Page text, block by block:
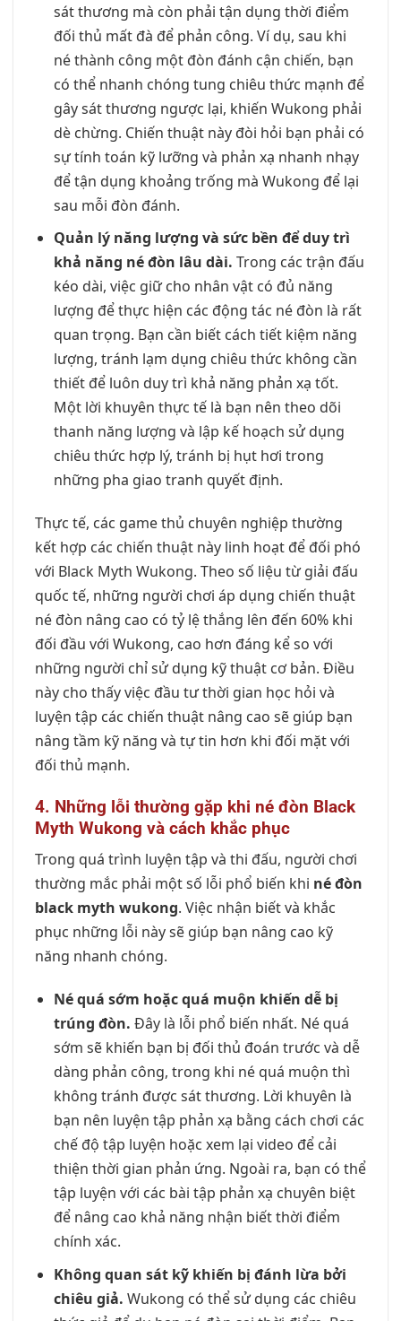
sát thương mà còn phải tận dụng thời điểm
đối thủ mất đà để phản công. Ví dụ, sau khi
né thành công một đòn đánh cận chiến, bạn
có thể nhanh chóng tung chiêu thức mạnh để
gây sát thương ngược lại, khiến Wukong phải
dè chừng. Chiến thuật này đòi hỏi bạn phải có
sự tính toán kỹ lưỡng và phản xạ nhanh nhạy
để tận dụng khoảng trống mà Wukong để lại
sau mỗi đòn đánh.
Quản lý năng lượng và sức bền để duy trì
khả năng né đòn lâu dài. Trong các trận đấu
kéo dài, việc giữ cho nhân vật có đủ năng
lượng để thực hiện các động tác né đòn là rất
quan trọng. Bạn cần biết cách tiết kiệm năng
lượng, tránh lạm dụng chiêu thức không cần
thiết để luôn duy trì khả năng phản xạ tốt.
Một lời khuyên thực tế là bạn nên theo dõi
thanh năng lượng và lập kế hoạch sử dụng
chiêu thức hợp lý, tránh bị hụt hơi trong
những pha giao tranh quyết định.
Thực tế, các game thủ chuyên nghiệp thường
kết hợp các chiến thuật này linh hoạt để đối phó
với Black Myth Wukong. Theo số liệu từ giải đấu
quốc tế, những người chơi áp dụng chiến thuật
né đòn nâng cao có tỷ lệ thắng lên đến 60% khi
đối đầu với Wukong, cao hơn đáng kể so với
những người chỉ sử dụng kỹ thuật cơ bản. Điều
này cho thấy việc đầu tư thời gian học hỏi và
luyện tập các chiến thuật nâng cao sẽ giúp bạn
nâng tầm kỹ năng và tự tin hơn khi đối mặt với
đối thủ mạnh.
4. Những lỗi thường gặp khi né đòn Black
Myth Wukong và cách khắc phục
Trong quá trình luyện tập và thi đấu, người chơi
thường mắc phải một số lỗi phổ biến khi né đòn
black myth wukong. Việc nhận biết và khắc
phục những lỗi này sẽ giúp bạn nâng cao kỹ
năng nhanh chóng.
Né quá sớm hoặc quá muộn khiến dễ bị
trúng đòn. Đây là lỗi phổ biến nhất. Né quá
sớm sẽ khiến bạn bị đối thủ đoán trước và dễ
dàng phản công, trong khi né quá muộn thì
không tránh được sát thương. Lời khuyên là
bạn nên luyện tập phản xạ bằng cách chơi các
chế độ tập luyện hoặc xem lại video để cải
thiện thời gian phản ứng. Ngoài ra, bạn có thể
tập luyện với các bài tập phản xạ chuyên biệt
để nâng cao khả năng nhận biết thời điểm
chính xác.
Không quan sát kỹ khiến bị đánh lừa bởi
chiêu giả. Wukong có thể sử dụng các chiêu